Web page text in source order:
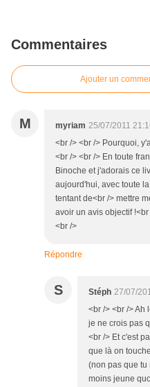
Commentaires
Ajouter un
M myriam 25/07/2011
<br /> <br /> Pourquoi,
<br /> <br /> En toute
Binoche et j'adorais ce
aujourd'hui, avec toute
tentant de<br /> mettre
avoir un avis objectif
<br />
Répondre
S Stéph 27/07/
<br /> <br /> Ah
je ne crois pas
<br /> Et c'est
que là on
(non pas que tu
moins jeune